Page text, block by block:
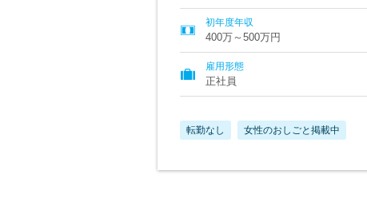
初年度年収
400万～500万円
雇用形態
正社員
転勤なし 女性のおしごと掲載中